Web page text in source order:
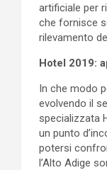
artificiale per
che fornisce
rilevamento
Hotel 2019:
In che modo
evolvendo il
specializzata
un punto
potersi
l’Alto Adige